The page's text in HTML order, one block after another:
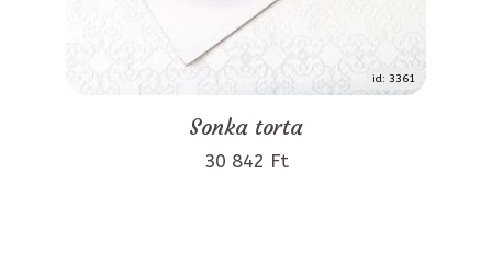
id: 3361
Sonka torta
30 842 Ft